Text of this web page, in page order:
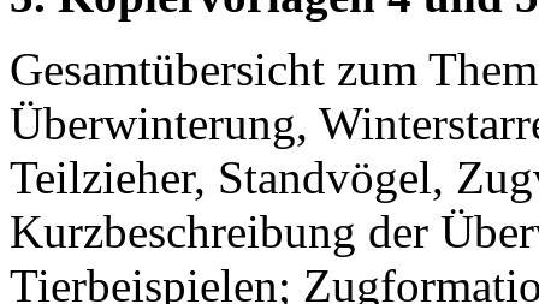
Gesamtübersicht zum
Überwinterung,
Teilzieher, Standvögel,
Kurzbeschreibung der
Tierbeispielen;